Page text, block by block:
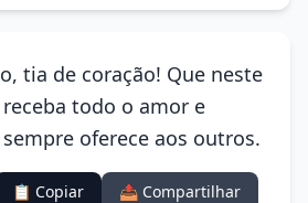
tia de coração! Que neste
todo o amor e
oferece aos outros.
📋 Copiar 📤 Compartilhar